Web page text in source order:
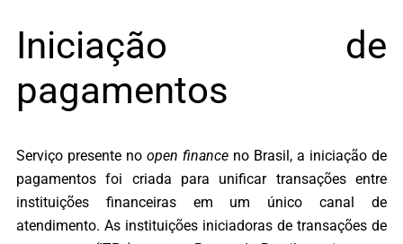
Iniciação de
pagamentos
Serviço presente no open finance no Brasil, a iniciação de
pagamentos foi criada para unificar transações entre
instituições financeiras em um único canal de
atendimento. As instituições iniciadoras de transações de